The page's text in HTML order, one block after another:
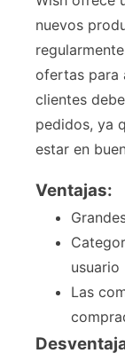
nuevos
ofertas para
clientes
pedidos, ya
estar en
Ventajas:
usuario
Las